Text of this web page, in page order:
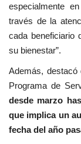
especialmente
través de la
cada beneficiario
su bienestar”.
Además, destacó
Programa de
desde marzo
que implica un
fecha del año